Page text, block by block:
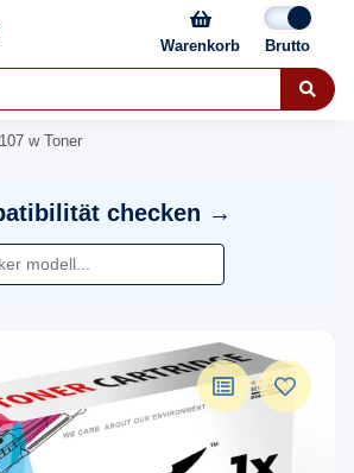
Warenkorb
w Toner
checken →